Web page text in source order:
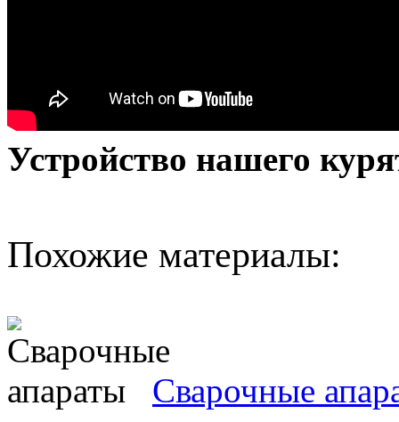
Устройство нашего
Похожие материалы:
Сварочные